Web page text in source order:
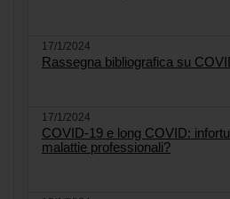
17/1/2024
Rassegna bibliografica su
17/1/2024
COVID-19 e long COVID:
malattie professionali?